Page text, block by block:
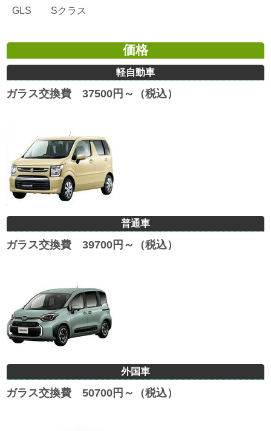
GLS Sクラス
価格
軽自動車
ガラス交換費 37500円～（税込）
普通車
ガラス交換費 39700円～（税込）
外国車
ガラス交換費 50700円～（税込）